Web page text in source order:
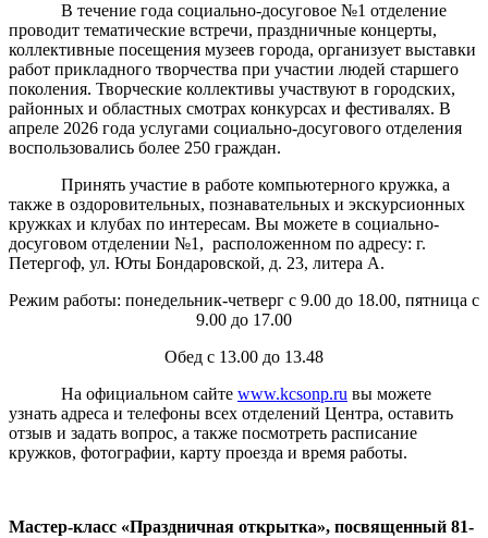
В течение года социально-досуговое №1 отделение
проводит тематические встречи, праздничные концерты,
коллективные посещения музеев города, организует выставки
работ прикладного творчества при участии людей старшего
поколения. Творческие коллективы участвуют в городских,
районных и областных смотрах конкурсах и фестивалях. В
апреле 2026 года услугами социально-досугового отделения
воспользовались более 250 граждан.
Принять участие в работе компьютерного кружка, а
также в оздоровительных, познавательных и экскурсионных
кружках и клубах по интересам. Вы можете в социально-
досуговом отделении №1, расположенном по адресу: г.
Петергоф, ул. Юты Бондаровской, д. 23, литера А.
Режим работы: понедельник-четверг с 9.00 до 18.00, пятница с
9.00 до 17.00
Обед с 13.00 до 13.48
На официальном сайте www.kcsonp.ru вы можете
узнать адреса и телефоны всех отделений Центра, оставить
отзыв и задать вопрос, а также посмотреть расписание
кружков, фотографии, карту проезда и время работы.
Мастер-класс «Праздничная открытка», посвященный 81-